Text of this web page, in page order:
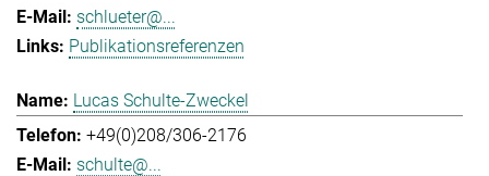
schlueter@...
Publikationsreferenzen
Lucas Schulte-Zweckel
+49(0)208/306-2176
schulte@...